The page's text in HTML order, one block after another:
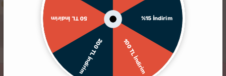
%15 İndirim
100 TL İndirim
200 TL İndirim
50 TL İndirim